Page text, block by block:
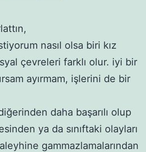
nasıl olsa biri kız
çevreleri farklı olur. iyi bir
ayırmam, işlerini de bir
daha başarılı olup
ya da sınıftaki olayları
gammazlamalarından